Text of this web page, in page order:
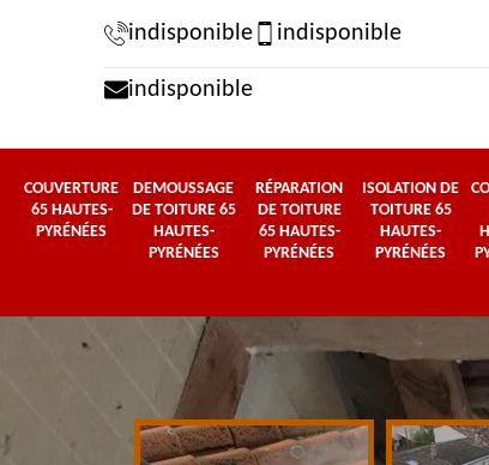
indisponible indisponible
indisponible
COUVERTURE
65 HAUTES-
PYRÉNÉES
DEMOUSSAGE
DE TOITURE 65
HAUTES-
PYRÉNÉES
RÉPARATION
DE TOITURE
65 HAUTES-
PYRÉNÉES
ISOLATION DE
TOITURE 65
HAUTES-
PYRÉNÉES